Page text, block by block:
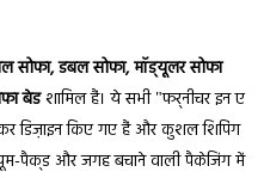
सोफा, डबल सोफा, मॉड्यूलर सोफा
बेडशामिल हैं। ये सभी "फर्नीचर इन ए
डिज़ाइन किए गए हैं और कुशल शिपिंग
पैक्ड और जगह बचाने वाली पैकेजिंग में